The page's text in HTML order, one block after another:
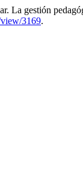
La gestión
3169.